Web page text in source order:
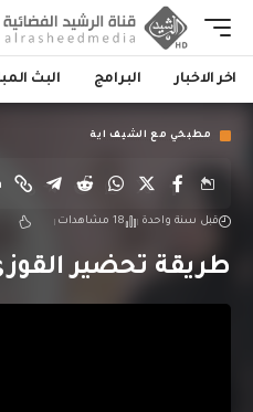
اخر الاخبار البرامج البث
مطبخي مع الشيف اية
قبل سنة واحدة 18 مشاهدات
طريقة تحضير